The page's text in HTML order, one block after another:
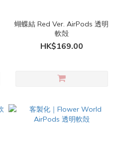
蝴蝶結 Red Ver. AirPods 透明
軟殻
HK$169.00